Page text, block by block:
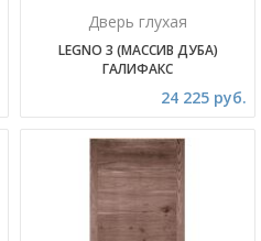
Дверь глухая
LEGNO 3 (МАССИВ ДУБА)
ГАЛИФАКС
24 225 руб.